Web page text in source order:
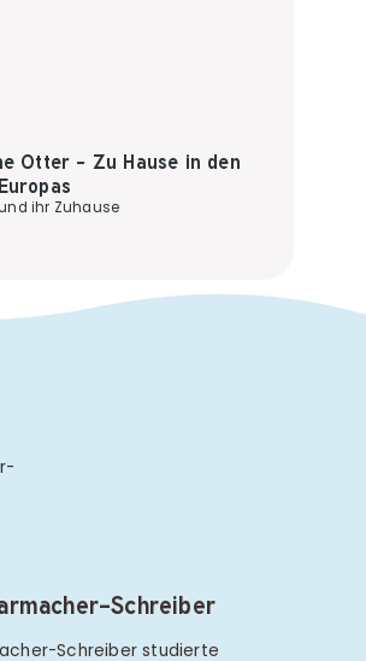
Otter - Zu Hause in den
ihr Zuhause
Preis:
Schreiber
Schreiber studierte